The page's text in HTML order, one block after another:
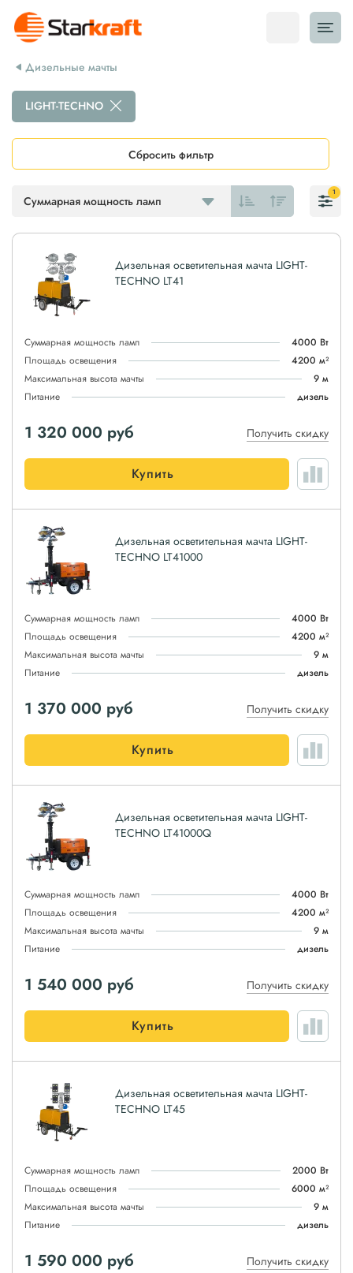
Дизельные мачты
Суммарная мощность ламп
LIGHT-TECHNO
Сбросить фильтр
1
Дизельная осветительная мачта LIGHT-
TECHNO LT41
Суммарная мощность ламп
4000 Вт
Площадь освещения
4200 м²
Максимальная высота мачты
9 м
Питание
дизель
1 320 000 руб Получить скидку
Купить
Дизельная осветительная мачта LIGHT-
TECHNO LT41000
Суммарная мощность ламп
4000 Вт
Площадь освещения
4200 м²
Максимальная высота мачты
9 м
Питание
дизель
1 370 000 руб Получить скидку
Купить
Дизельная осветительная мачта LIGHT-
TECHNO LT41000Q
Суммарная мощность ламп
4000 Вт
Площадь освещения
4200 м²
Максимальная высота мачты
9 м
Питание
дизель
1 540 000 руб Получить скидку
Купить
Дизельная осветительная мачта LIGHT-
TECHNO LT45
Суммарная мощность ламп
2000 Вт
Площадь освещения
6000 м²
Максимальная высота мачты
9 м
Питание
дизель
1 590 000 руб Получить скидку